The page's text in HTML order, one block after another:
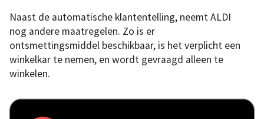
Naast de automatische klantentelling, neemt ALDI
nog andere maatregelen. Zo is er
ontsmettingsmiddel beschikbaar, is het verplicht een
winkelkar te nemen, en wordt gevraagd alleen te
winkelen.